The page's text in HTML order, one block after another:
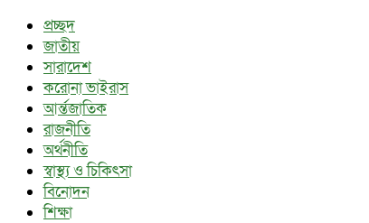
প্রচ্ছদ
জাতীয়
সারাদেশ
করোনা ভাইরাস
আর্ন্তজাতিক
রাজনীতি
অর্থনীতি
স্বাস্থ্য ও চিকিৎসা
বিনোদন
শিক্ষা